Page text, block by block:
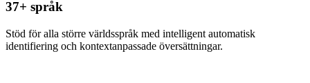
37+ språk
Stöd för alla större världsspråk med intelligent automatisk
identifiering och kontextanpassade översättningar.